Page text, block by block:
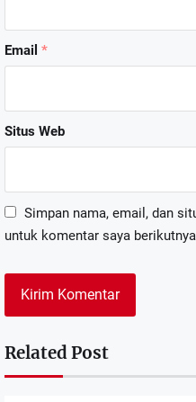
Email *
Situs Web
Simpan nama, email, dan
untuk komentar saya
Related Post